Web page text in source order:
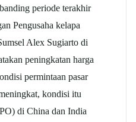
periode terakhir
Pengusaha kelapa
Alex Sugiarto di
peningkatan harga
permintaan pasar
kondisi itu
di China dan India